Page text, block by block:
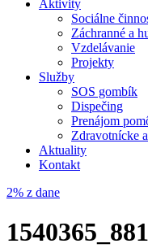
Aktivity
Sociálne
Záchranné a
Vzdelávanie
Projekty
Služby
SOS gombík
Dispečing
Prenájom
Zdravotnícke
Aktuality
Kontakt
2% z dane